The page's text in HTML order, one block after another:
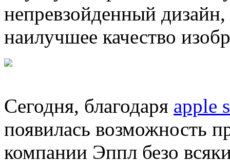
непревзойденный
наилучшее качество
Сегодня, благодаря apple
появилась возможность
компании Эппл безо